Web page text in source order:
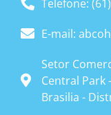
Telefone:
E-mail:
Setor
Central Park
Brasilia -